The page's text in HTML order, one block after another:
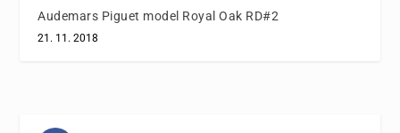
Audemars Piguet model Royal Oak RD#2
21. 11. 2018